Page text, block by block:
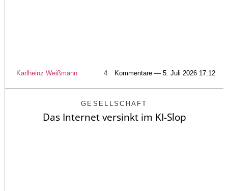
Karlheinz Weißmann 4 Kommentare — 5. Juli 2026 17:12
GESELLSCHAFT
Das Internet versinkt im KI-Slop